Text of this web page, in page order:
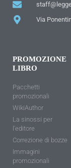
Via
PROMOZIONE
LIBRO
Pacchetti
promozionali
WikiAuthor
La sinossi per
l'editore
Correzione di bozze
Immagini
promozionali